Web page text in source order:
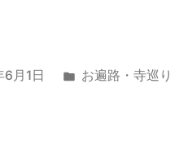
月1日
カ
お遍路・寺巡り